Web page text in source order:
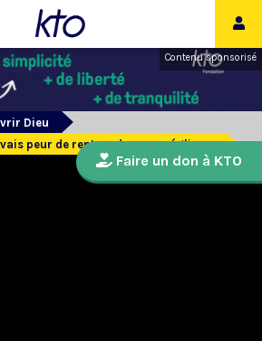
Contenu sponsorisé
Dieu
peur de rentrer dans une église »
Faire un don à KTO